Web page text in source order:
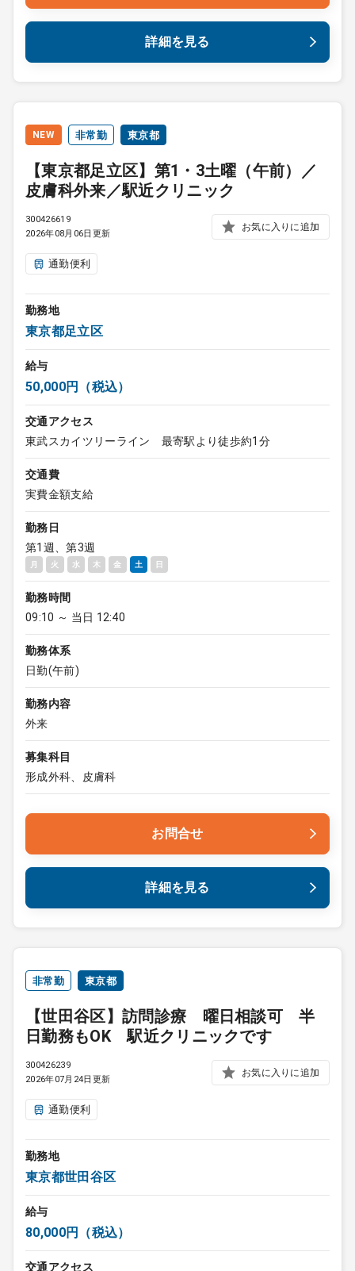
詳細を見る
NEW 非常勤 東京都
【東京都足立区】第1・3土曜（午前）／
皮膚科外来／駅近クリニック
300426619
2026年08月06日更新
お気に入りに追加
通勤便利
勤務地
東京都足立区
給与
50,000円（税込）
交通アクセス
東武スカイツリーライン 最寄駅より徒歩約1分
交通費
実費金額支給
勤務日
第1週、第3週
月 火 水 木 金 土 日
勤務時間
09:10 ～ 当日 12:40
勤務体系
日勤(午前)
勤務内容
外来
募集科目
形成外科、皮膚科
お問合せ
詳細を見る
非常勤 東京都
【世田谷区】訪問診療 曜日相談可 半
日勤務もOK 駅近クリニックです
300426239
2026年07月24日更新
お気に入りに追加
通勤便利
勤務地
東京都世田谷区
給与
80,000円（税込）
交通アクセス